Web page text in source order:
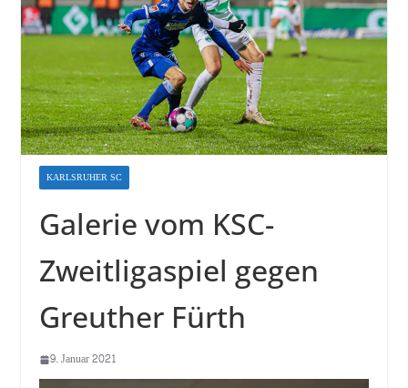
KARLSRUHER SC
Galerie vom KSC-
Zweitligaspiel gegen
Greuther Fürth
9. Januar 2021